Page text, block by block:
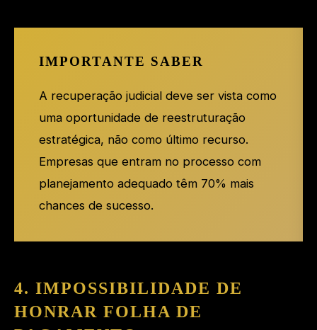
IMPORTANTE SABER
A recuperação judicial deve ser vista como
uma oportunidade de reestruturação
estratégica, não como último recurso.
Empresas que entram no processo com
planejamento adequado têm 70% mais
chances de sucesso.
4. IMPOSSIBILIDADE DE
HONRAR FOLHA DE